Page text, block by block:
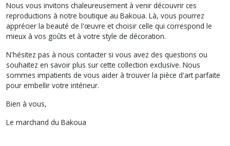
Nous vous invitons chaleureusement à venir découvrir ces
reproductions à notre boutique au Bakoua. Là, vous pourrez
apprécier la beauté de l'œuvre et choisir celle qui correspond le
mieux à vos goûts et à votre style de décoration.
N'hésitez pas à nous contacter si vous avez des questions ou
souhaitez en savoir plus sur cette collection exclusive. Nous
sommes impatients de vous aider à trouver la pièce d'art parfaite
pour embellir votre intérieur.
Bien à vous,
Le marchand du Bakoua